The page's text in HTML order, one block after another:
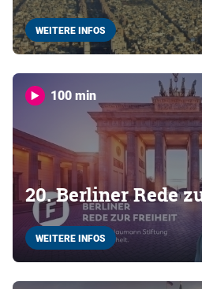
WEITERE INFOS
100 min
20. Berliner Rede
WEITERE INFOS